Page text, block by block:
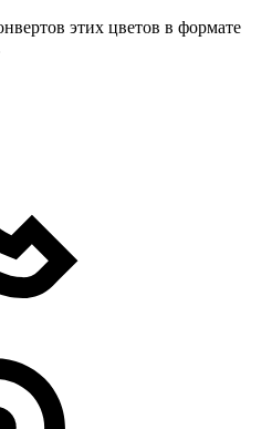
этих цветов в формате